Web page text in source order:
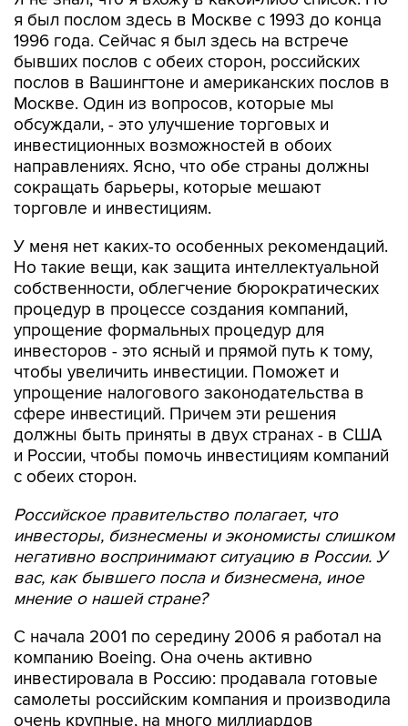
я был послом здесь в Москве с 1993 до конца
1996 года. Сейчас я был здесь на встрече
бывших послов с обеих сторон, российских
послов в Вашингтоне и американских послов в
Москве. Один из вопросов, которые мы
обсуждали, - это улучшение торговых и
инвестиционных возможностей в обоих
направлениях. Ясно, что обе страны должны
сокращать барьеры, которые мешают
торговле и инвестициям.
У меня нет каких-то особенных рекомендаций.
Но такие вещи, как защита интеллектуальной
собственности, облегчение бюрократических
процедур в процессе создания компаний,
упрощение формальных процедур для
инвесторов - это ясный и прямой путь к тому,
чтобы увеличить инвестиции. Поможет и
упрощение налогового законодательства в
сфере инвестиций. Причем эти решения
должны быть приняты в двух странах - в США
и России, чтобы помочь инвестициям компаний
с обеих сторон.
Российское правительство полагает, что
инвесторы, бизнесмены и экономисты слишком
негативно воспринимают ситуацию в России. У
вас, как бывшего посла и бизнесмена, иное
мнение о нашей стране?
С начала 2001 по середину 2006 я работал на
компанию Boeing. Она очень активно
инвестировала в Россию: продавала готовые
самолеты российским компания и производила
очень крупные, на много миллиардов